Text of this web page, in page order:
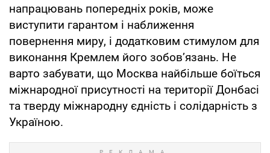
напрацювань попередніх років, може
виступити гарантом і наближення
повернення миру, і додатковим стимулом для
виконання Кремлем його зобов’язань. Не
варто забувати, що Москва найбільше боїться
міжнародної присутності на території Донбасі
та тверду міжнародну єдність і солідарність з
Україною.